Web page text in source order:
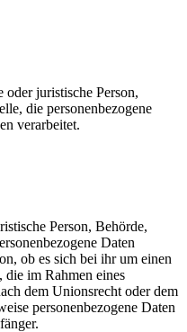
juristische Person,
die personenbezogene
verarbeitet.
Person, Behörde,
Daten
ob es sich bei ihr um einen
im Rahmen eines
dem Unionsrecht oder dem
personenbezogene Daten